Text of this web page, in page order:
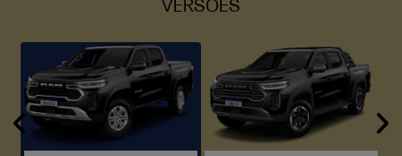
Dakota Big Horn 2.2 Diesel
2027
Dakota Warlock 2.2 Diesel
2026
Anterior